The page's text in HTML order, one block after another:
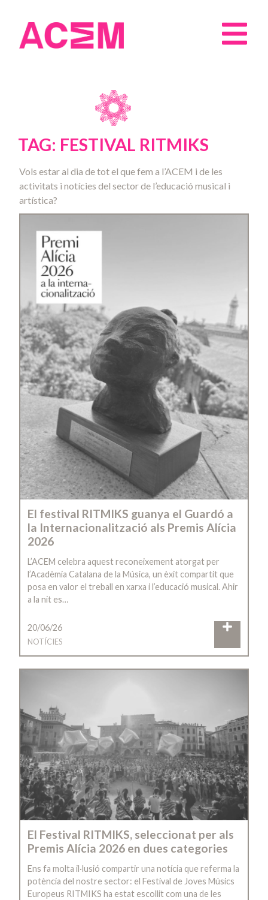
TAG: FESTIVAL RITMIKS
Vols estar al dia de tot el que fem a l’ACEM i de les
activitats i notícies del sector de l’educació musical i
artística?
El festival RITMIKS guanya el Guardó a
la Internacionalització als Premis Alícia
2026
L’ACEM celebra aquest reconeixement atorgat per
l’Acadèmia Catalana de la Música, un èxit compartit que
posa en valor el treball en xarxa i l’educació musical. Ahir
a la nit es…
20/06/26
NOTÍCIES
El Festival RITMIKS, seleccionat per als
Premis Alícia 2026 en dues categories
Ens fa molta il·lusió compartir una notícia que referma la
potència del nostre sector: el Festival de Joves Músics
Europeus RITMIKS ha estat escollit com una de les